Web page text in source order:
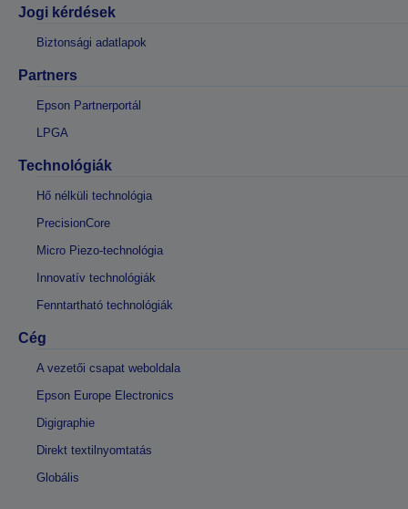
Jogi kérdések
Biztonsági adatlapok
Partners
Epson Partnerportál
LPGA
Technológiák
Hő nélküli technológia
PrecisionCore
Micro Piezo-technológia
Innovatív technológiák
Fenntartható technológiák
Cég
A vezetői csapat weboldala
Epson Europe Electronics
Digigraphie
Direkt textilnyomtatás
Globális